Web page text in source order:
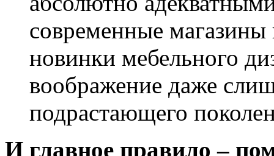
современные магазины
новинки мебельного
воображение даже
подрастающего
И главное правило –